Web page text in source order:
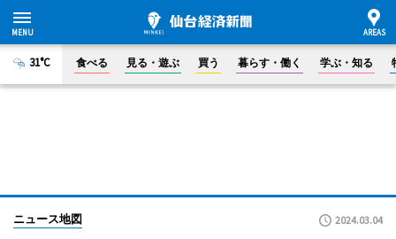
31°C 食べる 見る・遊ぶ 買う 暮らす・働く 学ぶ・知る
ニュース地図 2024.03.04